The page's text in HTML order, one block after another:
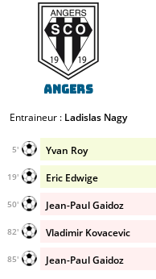
Angers
Entraineur : Ladislas Nagy
Yvan Roy
5'
Eric Edwige
19'
Jean-Paul Gaidoz
50'
Vladimir Kovacevic
82'
Jean-Paul Gaidoz
85'